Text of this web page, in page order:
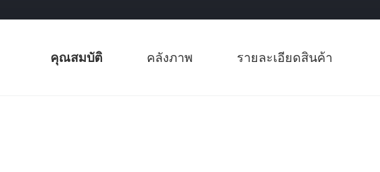
คุณสมบัติ คลังภาพ รายละเอียดสินค้า